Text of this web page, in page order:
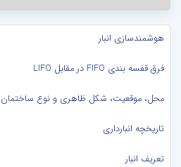
هوشمندسازی انبار
فرق قفسه بندی FIFO در مقابل LIFO
محل، موقعیت، شکل ظاهری و نوع ساختمان
تاریخچه انبارداری
تعریف انبار